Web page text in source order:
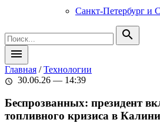
Санкт-Петербург и
search
menu
Главная /Технологии
schedule 30.06.26 — 14:39
Беспрозванных: президент
топливного кризиса в